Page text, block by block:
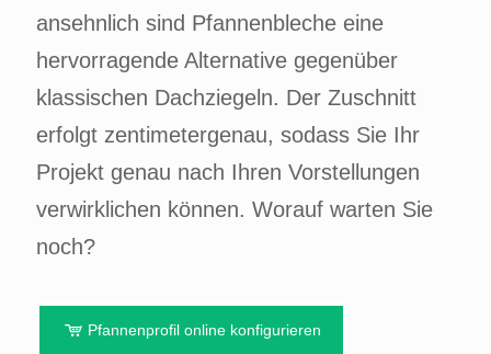
ansehnlich sind Pfannenbleche eine
hervorragende Alternative gegenüber
klassischen Dachziegeln. Der Zuschnitt
erfolgt zentimetergenau, sodass Sie Ihr
Projekt genau nach Ihren Vorstellungen
verwirklichen können. Worauf warten Sie
noch?
Pfannenprofil online konfigurieren